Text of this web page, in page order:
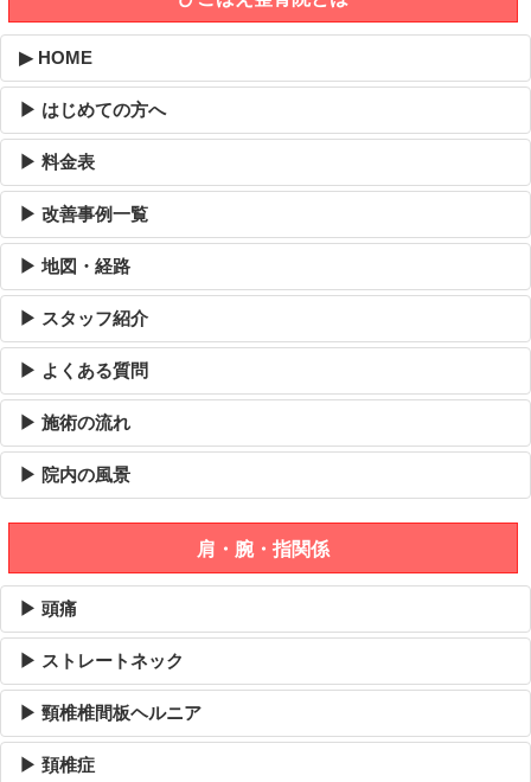
▶ HOME
▶ はじめての方へ
▶ 料金表
▶ 改善事例一覧
▶ 地図・経路
▶ スタッフ紹介
▶ よくある質問
▶ 施術の流れ
▶ 院内の風景
肩・腕・指関係
▶ 頭痛
▶ ストレートネック
▶ 頸椎椎間板ヘルニア
▶ 頚椎症